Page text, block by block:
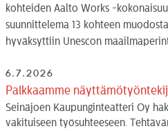
kohteiden Aalto Works -
suunnittelema 13 kohteen
hyväksyttiin Unescon
6.7.2026
Palkkaamme
Seinäjoen Kaupunginteatteri Oy
vakituiseen työsuhteeseen.